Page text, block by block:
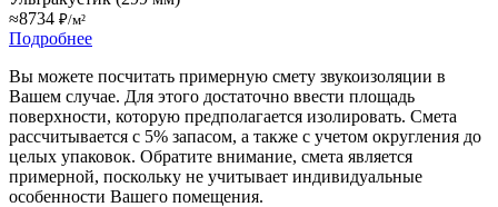
≈8734 ₽/м²
Подробнее
Вы можете посчитать примерную смету звукоизоляции в
Вашем случае. Для этого достаточно ввести площадь
поверхности, которую предполагается изолировать. Смета
рассчитывается с 5% запасом, а также с учетом округления до
целых упаковок. Обратите внимание, смета является
примерной, поскольку не учитывает индивидуальные
особенности Вашего помещения.